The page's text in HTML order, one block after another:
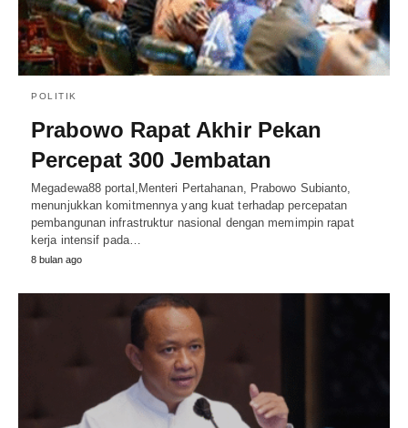
POLITIK
Prabowo Rapat Akhir Pekan
Percepat 300 Jembatan
Megadewa88 portal,Menteri Pertahanan, Prabowo Subianto,
menunjukkan komitmennya yang kuat terhadap percepatan
pembangunan infrastruktur nasional dengan memimpin rapat
kerja intensif pada…
8 bulan ago